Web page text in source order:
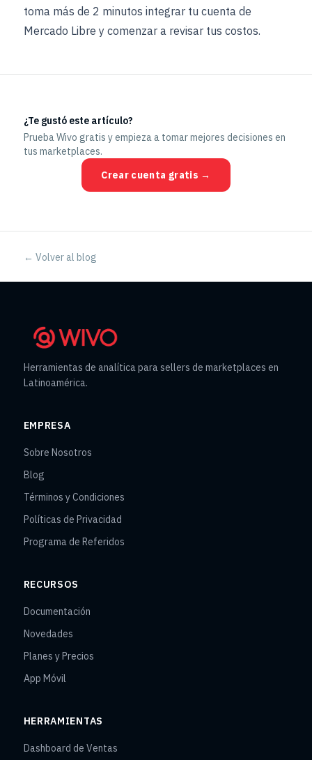
toma más de 2 minutos integrar tu cuenta de
Mercado Libre y comenzar a revisar tus costos.
¿Te gustó este artículo?
Prueba Wivo gratis y empieza a tomar mejores decisiones en
tus marketplaces.
Crear cuenta gratis →
← Volver al blog
Herramientas de analítica para sellers de marketplaces en
Latinoamérica.
EMPRESA
Sobre Nosotros
Blog
Términos y Condiciones
Políticas de Privacidad
Programa de Referidos
RECURSOS
Documentación
Novedades
Planes y Precios
App Móvil
HERRAMIENTAS
Dashboard de Ventas